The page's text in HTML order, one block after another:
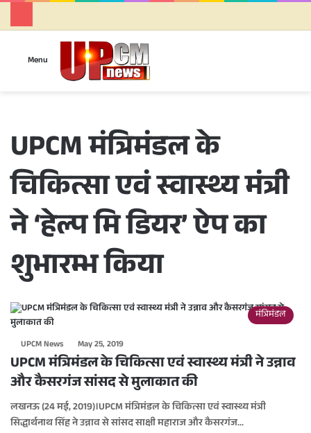
Menu
UPCM मंत्रिमंडल के
चिकित्सा एवं स्वास्थ्य मंत्री
ने ‘हेल्प मि डियर’ ऐप का
शुभारम्भ किया
मंत्रिमंडल
UPCM News May 25, 2019
UPCM मंत्रिमंडल के चिकित्सा एवं स्वास्थ्य मंत्री ने उन्नाव
और कैसरगंज सांसद से मुलाकात की
लखनऊ (24 मई, 2019)।UPCM मंत्रिमंडल के चिकित्सा एवं स्वास्थ्य मंत्री
सिद्धार्थनाथ सिंह ने उन्नाव से सांसद साक्षी महाराज और कैसरगंज…